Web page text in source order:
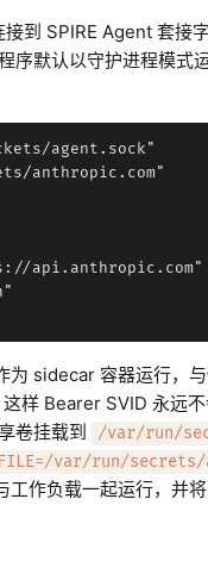
到 SPIRE Agent 套接
序默认以守护进程模式
agent.sock"
anthropic.com"
api.anthropic.com"
sidecar 容器运行，
这样 Bearer SVID 永远
卷挂载到
/var/run/
var/run/
作负载一起运行，并